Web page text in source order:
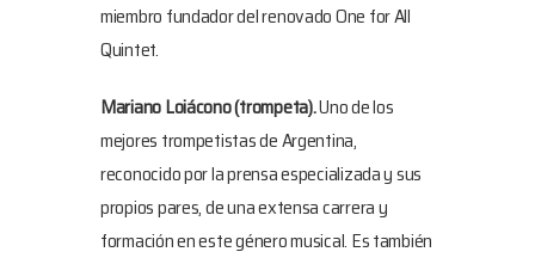
miembro fundador del renovado One for All
Quintet.
Mariano Loiácono(trompeta).Uno de los
mejores trompetistas de Argentina,
reconocido por la prensa especializada y sus
propios pares, de una extensa carrera y
formación en este género musical. Es también